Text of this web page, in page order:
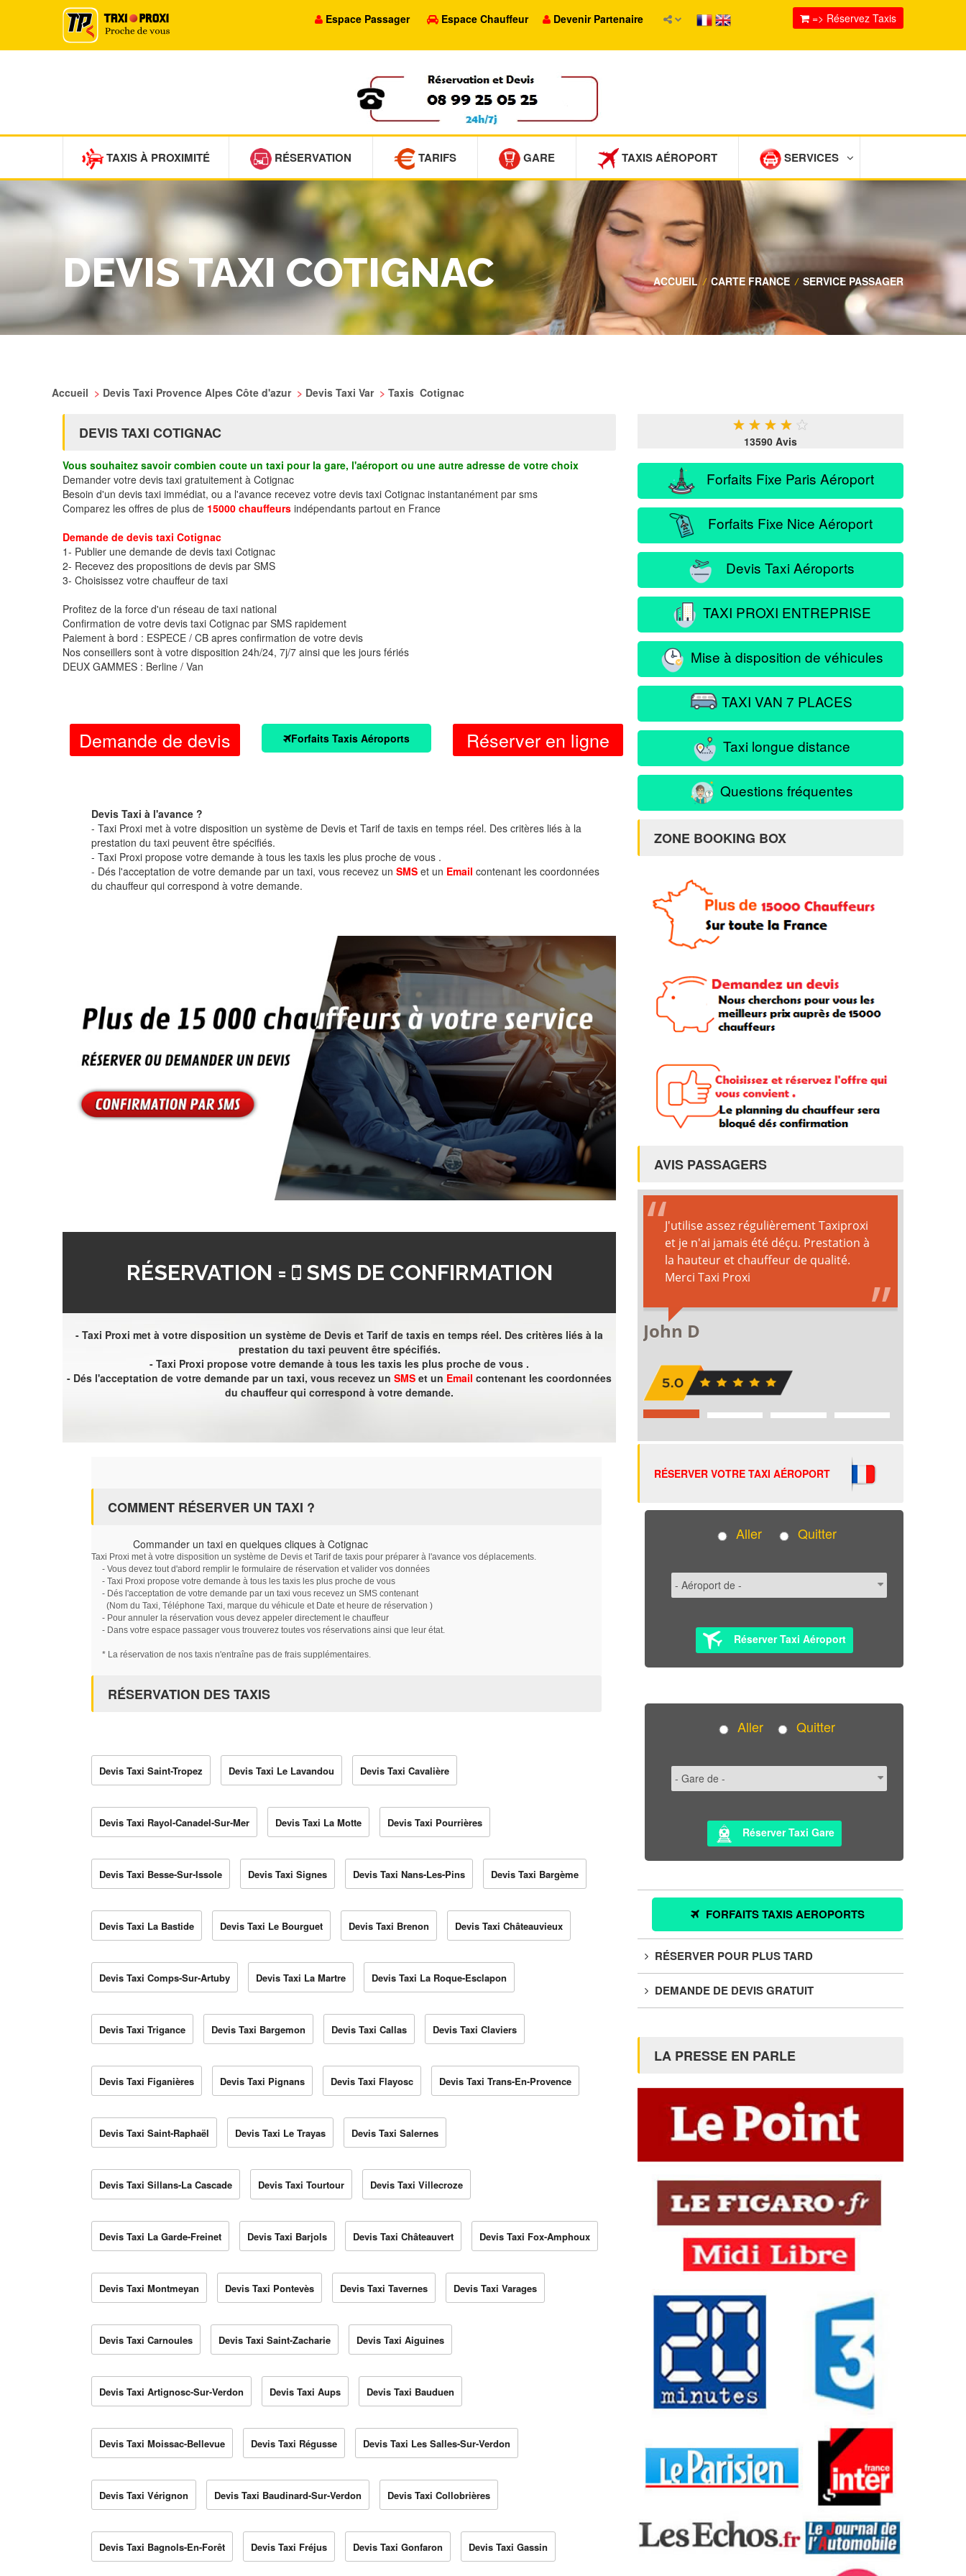
Espace Passager Espace Chauffeur Devenir Partenaire => Réservez Taxis
TAXIS À PROXIMITÉ RÉSERVATION TARIFS GARE TAXIS AÉROPORT SERVICES
DEVIS TAXI COTIGNAC ACCUEIL / CARTE FRANCE / SERVICE PASSAGER
Accueil > Devis Taxi Provence Alpes Côte d'azur > Devis Taxi Var > Taxis Cotignac
DEVIS TAXI COTIGNAC
Vous souhaitez savoir combien coute un taxi pour la gare, l'aéroport ou une autre adresse de votre choix
Demander votre devis taxi gratuitement à Cotignac
Besoin d'un devis taxi immédiat, ou a l'avance recevez votre devis taxi Cotignac instantanément par sms
Comparez les offres de plus de 15000 chauffeurs indépendants partout en France
Demande de devis taxi Cotignac
1- Publier une demande de devis taxi Cotignac
2- Recevez des propositions de devis par SMS
3- Choisissez votre chauffeur de taxi
Profitez de la force d'un réseau de taxi national
Confirmation de votre devis taxi Cotignac par SMS rapidement
Paiement à bord : ESPECE / CB apres confirmation de votre devis
Nos conseillers sont à votre disposition 24h/24, 7j/7 ainsi que les jours fériés
DEUX GAMMES : Berline / Van
Demande de devis Forfaits Taxis Aéroports Réserver en ligne
Devis Taxi à l'avance ?
- Taxi Proxi met à votre disposition un système de Devis et Tarif de taxis en temps réel. Des critères liés à la
prestation du taxi peuvent être spécifiés.
- Taxi Proxi propose votre demande à tous les taxis les plus proche de vous .
- Dés l'acceptation de votre demande par un taxi, vous recevez un SMS et un Email contenant les coordonnées
du chauffeur qui correspond à votre demande.
RÉSERVATION = SMS DE CONFIRMATION
- Taxi Proxi met à votre disposition un système de Devis et Tarif de taxis en temps réel. Des critères liés à la
prestation du taxi peuvent être spécifiés.
- Taxi Proxi propose votre demande à tous les taxis les plus proche de vous .
- Dés l'acceptation de votre demande par un taxi, vous recevez un SMS et un Email contenant les coordonnées
du chauffeur qui correspond à votre demande.
COMMENT RÉSERVER UN TAXI ?
Commander un taxi en quelques cliques à Cotignac
Taxi Proxi met à votre disposition un système de Devis et Tarif de taxis pour préparer à l'avance vos déplacements.
- Vous devez tout d'abord remplir le formulaire de réservation et valider vos données
- Taxi Proxi propose votre demande à tous les taxis les plus proche de vous
- Dés l'acceptation de votre demande par un taxi vous recevez un SMS contenant
(Nom du Taxi, Téléphone Taxi, marque du véhicule et Date et heure de réservation )
- Pour annuler la réservation vous devez appeler directement le chauffeur
- Dans votre espace passager vous trouverez toutes vos réservations ainsi que leur état.
* La réservation de nos taxis n'entraîne pas de frais supplémentaires.
RÉSERVATION DES TAXIS
Devis Taxi Saint-Tropez Devis Taxi Le Lavandou Devis Taxi Cavalière
Devis Taxi Rayol-Canadel-Sur-Mer Devis Taxi La Motte Devis Taxi Pourrières
Devis Taxi Besse-Sur-Issole Devis Taxi Signes Devis Taxi Nans-Les-Pins Devis Taxi Bargème
Devis Taxi La Bastide Devis Taxi Le Bourguet Devis Taxi Brenon Devis Taxi Châteauvieux
Devis Taxi Comps-Sur-Artuby Devis Taxi La Martre Devis Taxi La Roque-Esclapon
Devis Taxi Trigance Devis Taxi Bargemon Devis Taxi Callas Devis Taxi Claviers
Devis Taxi Figanières Devis Taxi Pignans Devis Taxi Flayosc Devis Taxi Trans-En-Provence
Devis Taxi Saint-Raphaël Devis Taxi Le Trayas Devis Taxi Salernes
Devis Taxi Sillans-La Cascade Devis Taxi Tourtour Devis Taxi Villecroze
Devis Taxi La Garde-Freinet Devis Taxi Barjols Devis Taxi Châteauvert Devis Taxi Fox-Amphoux
Devis Taxi Montmeyan Devis Taxi Pontevès Devis Taxi Tavernes Devis Taxi Varages
Devis Taxi Carnoules Devis Taxi Saint-Zacharie Devis Taxi Aiguines
Devis Taxi Artignosc-Sur-Verdon Devis Taxi Aups Devis Taxi Bauduen
Devis Taxi Moissac-Bellevue Devis Taxi Régusse Devis Taxi Les Salles-Sur-Verdon
Devis Taxi Vérignon Devis Taxi Baudinard-Sur-Verdon Devis Taxi Collobrières
Devis Taxi Bagnols-En-Forêt Devis Taxi Fréjus Devis Taxi Gonfaron Devis Taxi Gassin
★ ★ ★ ★ ★
13590 Avis
Forfaits Fixe Paris Aéroport
Forfaits Fixe Nice Aéroport
Devis Taxi Aéroports
TAXI PROXI ENTREPRISE
Mise à disposition de véhicules
TAXI VAN 7 PLACES
Taxi longue distance
Questions fréquentes
ZONE BOOKING BOX
AVIS PASSAGERS
RÉSERVER VOTRE TAXI AÉROPORT
Aller Quitter
Réserver Taxi Aéroport
Aller Quitter
Réserver Taxi Gare
FORFAITS TAXIS AEROPORTS
RÉSERVER POUR PLUS TARD
DEMANDE DE DEVIS GRATUIT
LA PRESSE EN PARLE